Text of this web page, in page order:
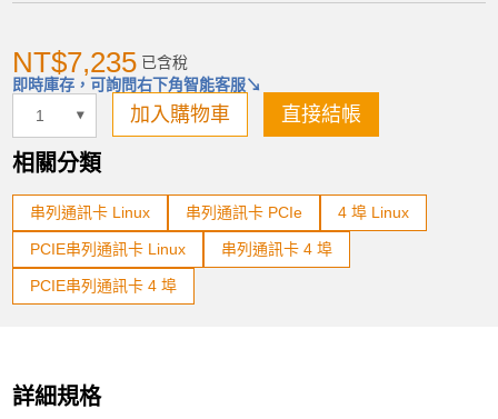
NT$7,235 已含稅
即時庫存，可詢問右下角智能客服↘
加入購物車 直接結帳
> 前往結帳
相關分類
串列通訊卡 Linux 串列通訊卡 PCIe 4 埠 Linux
PCIE串列通訊卡 Linux 串列通訊卡 4 埠
PCIE串列通訊卡 4 埠
詳細規格